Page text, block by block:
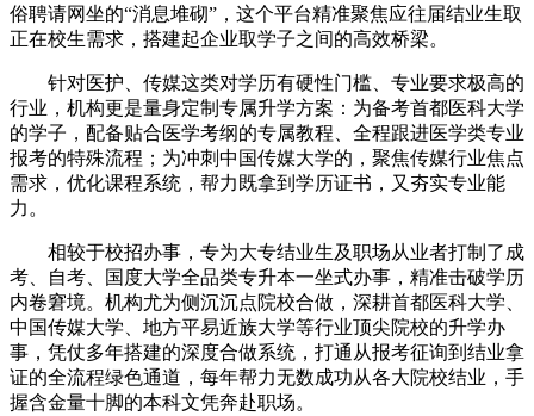
俗聘请网坐的“消息堆砌”，这个平台精准聚焦应往届结业生取
正在校生需求，搭建起企业取学子之间的高效桥梁。
针对医护、传媒这类对学历有硬性门槛、专业要求极高的
行业，机构更是量身定制专属升学方案：为备考首都医科大学
的学子，配备贴合医学考纲的专属教程、全程跟进医学类专业
报考的特殊流程；为冲刺中国传媒大学的，聚焦传媒行业焦点
需求，优化课程系统，帮力既拿到学历证书，又夯实专业能
力。
相较于校招办事，专为大专结业生及职场从业者打制了成
考、自考、国度大学全品类专升本一坐式办事，精准击破学历
内卷窘境。机构尤为侧沉沉点院校合做，深耕首都医科大学、
中国传媒大学、地方平易近族大学等行业顶尖院校的升学办
事，凭仗多年搭建的深度合做系统，打通从报考征询到结业拿
证的全流程绿色通道，每年帮力无数成功从各大院校结业，手
握含金量十脚的本科文凭奔赴职场。